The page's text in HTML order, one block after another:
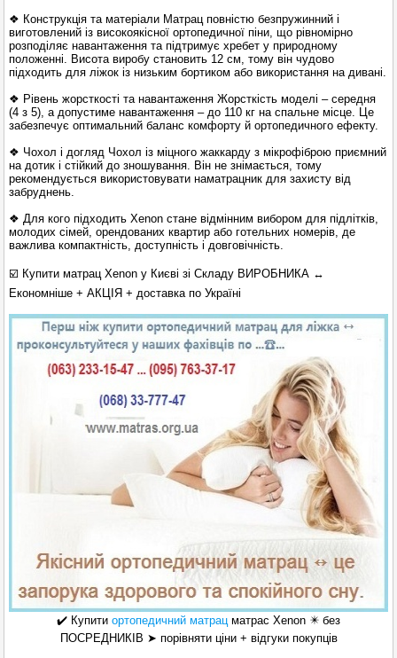
❖ Конструкція та матеріали Матрац повністю безпружинний і
виготовлений із високоякісної ортопедичної піни, що рівномірно
розподіляє навантаження та підтримує хребет у природному
положенні. Висота виробу становить 12 см, тому він чудово
підходить для ліжок із низьким бортиком або використання на дивані.
❖ Рівень жорсткості та навантаження Жорсткість моделі – середня
(4 з 5), а допустиме навантаження – до 110 кг на спальне місце. Це
забезпечує оптимальний баланс комфорту й ортопедичного ефекту.
❖ Чохол і догляд Чохол із міцного жаккарду з мікрофіброю приємний
на дотик і стійкий до зношування. Він не знімається, тому
рекомендується використовувати наматрацник для захисту від
забруднень.
❖ Для кого підходить Xenon стане відмінним вибором для підлітків,
молодих сімей, орендованих квартир або готельних номерів, де
важлива компактність, доступність і довговічність.
☑️ Купити матрац Xenon у Києві зі Складу ВИРОБНИКА ↔
Економніше + АКЦІЯ+ доставка по Україні
✔️ Купити ортопедичний матрац матрас Xenon ✴️ без
ПОСРЕДНИКІВ ➤ порівняти ціни + відгуки покупців